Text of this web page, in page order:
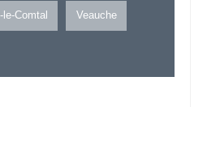
le-Comtal Veauche